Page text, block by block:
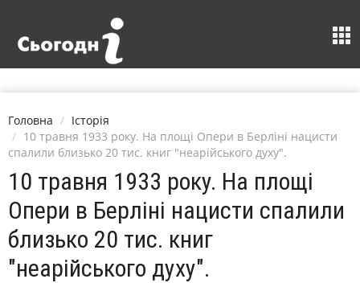
Головна
Історія
10 травня 1933 року. На площі Опери в Берліні нацисти
спалили близько 20 тис. книг "неарійського духу".
10 травня 1933 року. На площі
Опери в Берліні нацисти спалили
близько 20 тис. книг
"неарійського духу".